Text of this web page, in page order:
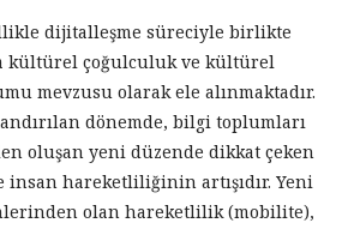
dijitalleşme süreciyle birlikte
kültürel çoğulculuk ve kültürel
mevzusu olarak ele alınmaktadır.
dönemde, bilgi toplumları
oluşan yeni düzende dikkat çeken
hareketliliğinin artışıdır. Yeni
olan hareketlilik (mobilite),